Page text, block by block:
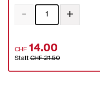
CHF 14.00
StattCHF 21.50
- +